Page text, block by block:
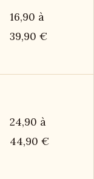
16,90 à
39,90 €
24,90 à
44,90 €